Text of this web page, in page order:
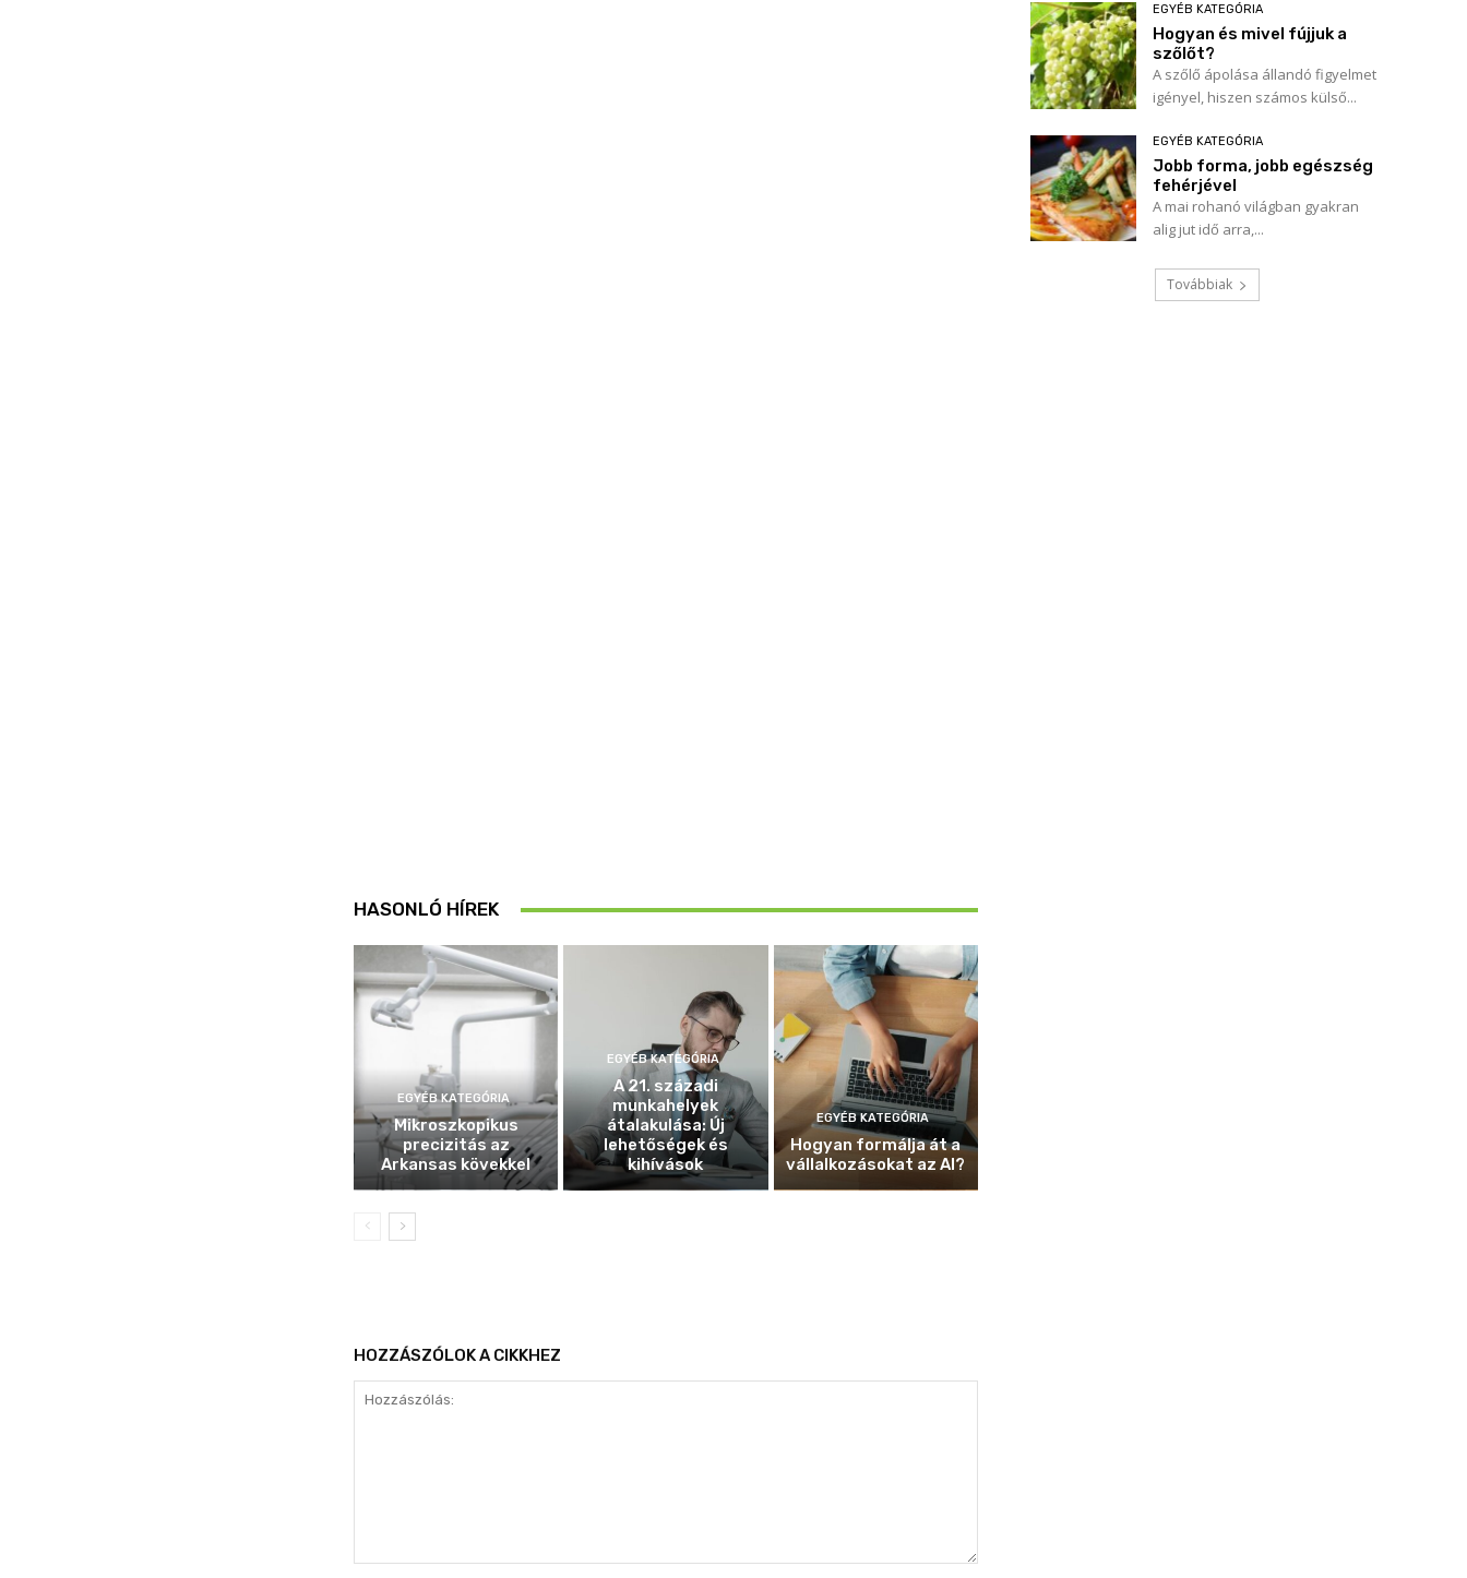
HASONLÓ HÍREK
EGYÉB KATEGÓRIA
Mikroszkopikus
precizitás az
Arkansas kövekkel
EGYÉB KATEGÓRIA
A 21. századi
munkahelyek
átalakulása: Új
lehetőségek és
kihívások
EGYÉB KATEGÓRIA
Hogyan formálja át a
vállalkozásokat az AI?
HOZZÁSZÓLOK A CIKKHEZ
EGYÉB KATEGÓRIA
Hogyan és mivel fújjuk a
szőlőt?
A szőlő ápolása állandó figyelmet
igényel, hiszen számos külső...
EGYÉB KATEGÓRIA
Jobb forma, jobb egészség
fehérjével
A mai rohanó világban gyakran
alig jut idő arra,...
Továbbiak